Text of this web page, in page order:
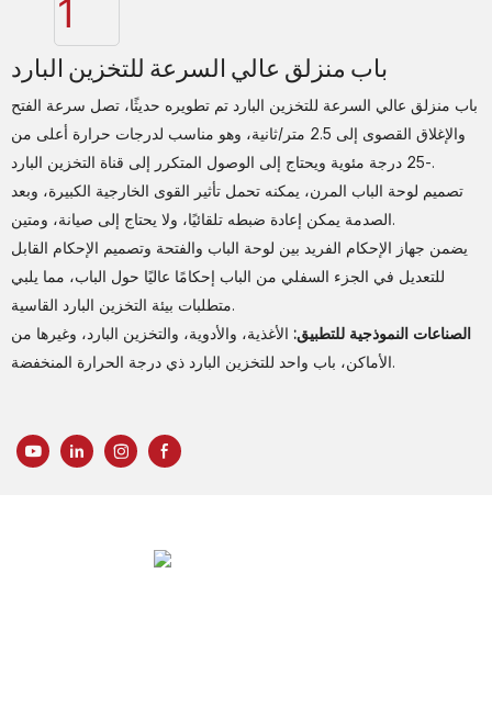
باب منزلق عالي السرعة للتخزين البارد
باب منزلق عالي السرعة للتخزين البارد تم تطويره حديثًا، تصل سرعة الفتح
والإغلاق القصوى إلى 2.5 متر/ثانية، وهو مناسب لدرجات حرارة أعلى من
-25 درجة مئوية ويحتاج إلى الوصول المتكرر إلى قناة التخزين البارد.
تصميم لوحة الباب المرن، يمكنه تحمل تأثير القوى الخارجية الكبيرة، وبعد
الصدمة يمكن إعادة ضبطه تلقائيًا، ولا يحتاج إلى صيانة، ومتين.
يضمن جهاز الإحكام الفريد بين لوحة الباب والفتحة وتصميم الإحكام القابل
للتعديل في الجزء السفلي من الباب إحكامًا عاليًا حول الباب، مما يلبي
متطلبات بيئة التخزين البارد القاسية.
الصناعات النموذجية للتطبيق: الأغذية، والأدوية، والتخزين البارد، وغيرها من
الأماكن، باب واحد للتخزين البارد ذي درجة الحرارة المنخفضة.